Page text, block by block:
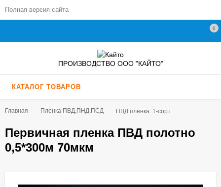
Полная версия сайта
0
ПРОИЗВОДСТВО ООО "КАЙТО"
КАТАЛОГ ТОВАРОВ
Главная Пленка ПВД,ПНД,ПСД ПВД пленка: 1-сорт
Первичная пленка ПВД полотно
0,5*300м 70мкм